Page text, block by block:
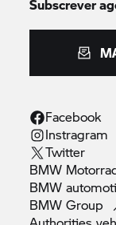
Subscrever
Facebook
Instragram
Twitter
BMW
BMW
BMWGroup